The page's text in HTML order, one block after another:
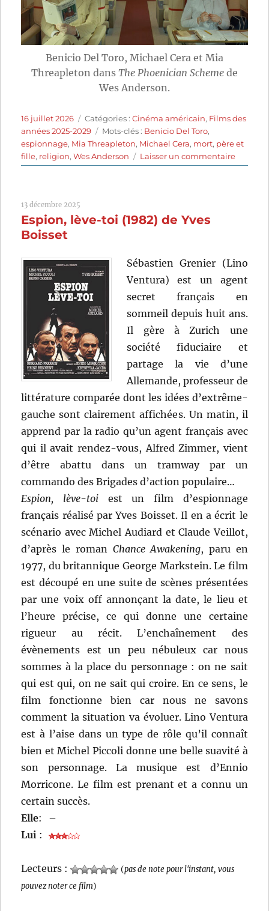
Benicio Del Toro, Michael Cera et Mia
Threapleton dans The Phoenician Scheme de
Wes Anderson.
Publié
le
16 juillet 2026 Catégories
Catégories :Cinéma américain, Films des
années 2025-2029
Étiquettes
Mots-clés : Benicio Del Toro,
espionnage, Mia Threapleton, Michael Cera, mort, père et
fille, religion,Wes Anderson Laisser un commentairesur
The
13 décembre 2025
Espion, lève-toi (1982) de Yves
Boisset
Sébastien Grenier (Lino
Ventura) est un agent
secret français en
sommeil depuis huit ans.
Il gère à Zurich une
société fiduciaire et
partage la vie d’une
Allemande, professeur de
littérature comparée dont les idées d’extrême-
gauche sont clairement affichées. Un matin, il
apprend par la radio qu’un agent français avec
qui il avait rendez-vous, Alfred Zimmer, vient
d’être abattu dans un tramway par un
commando des Brigades d’action populaire…
Espion, lève-toiest un film d’espionnage
français réalisé par Yves Boisset. Il en a écrit le
scénario avec Michel Audiard et Claude Veillot,
d’après le roman Chance Awakening, paru en
1977, du britannique George Markstein. Le film
est découpé en une suite de scènes présentées
par une voix off annonçant la date, le lieu et
l’heure précise, ce qui donne une certaine
rigueur au récit. L’enchaînement des
évènements est un peu nébuleux car nous
sommes à la place du personnage : on ne sait
qui est qui, on ne sait qui croire. En ce sens, le
film fonctionne bien car nous ne savons
comment la situation va évoluer. Lino Ventura
est à l’aise dans un type de rôle qu’il connaît
bien et Michel Piccoli donne une belle suavité à
son personnage. La musique est d’Ennio
Morricone. Le film est prenant et a connu un
certain succès.
Elle:
–
Lui :
Lecteurs : (pas de note pour l'instant, vous
pouvez noter ce film)